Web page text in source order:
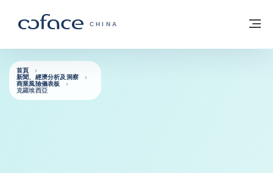
科法斯：攜手共創安全貿易 - 首頁
CHINA
返回首頁
首頁
新聞、經濟分析及洞察
商業風險儀表板
克羅埃西亞